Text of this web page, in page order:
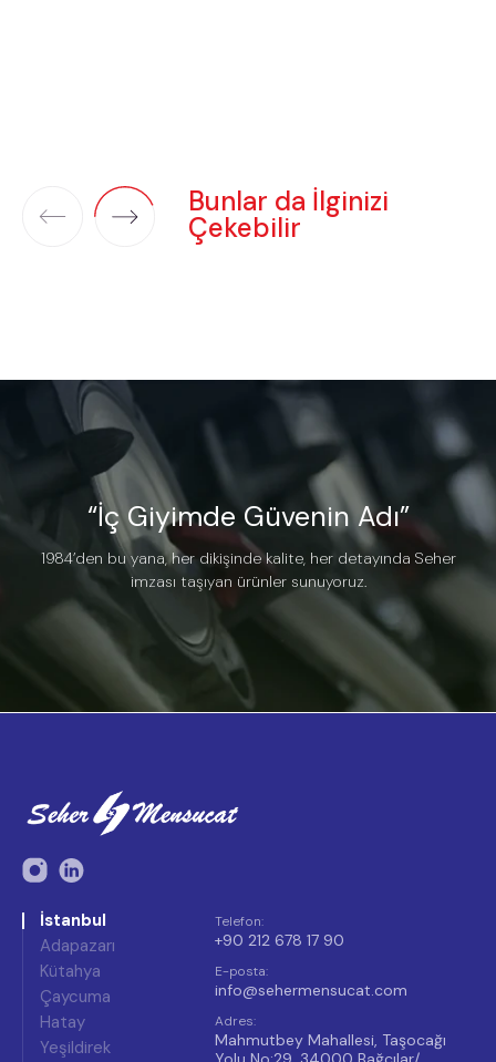
Bunlar da İlginizi
Çekebilir
“İç Giyimde Güvenin Adı”
1984’den bu yana, her dikişinde kalite, her detayında Seher
imzası taşıyan ürünler sunuyoruz.
İstanbul
Adapazarı
Kütahya
Çaycuma
Hatay
Yeşildirek
Telefon:
+90 212 678 17 90
E-posta:
info@sehermensucat.com
Adres:
Mahmutbey Mahallesi, Taşocağı